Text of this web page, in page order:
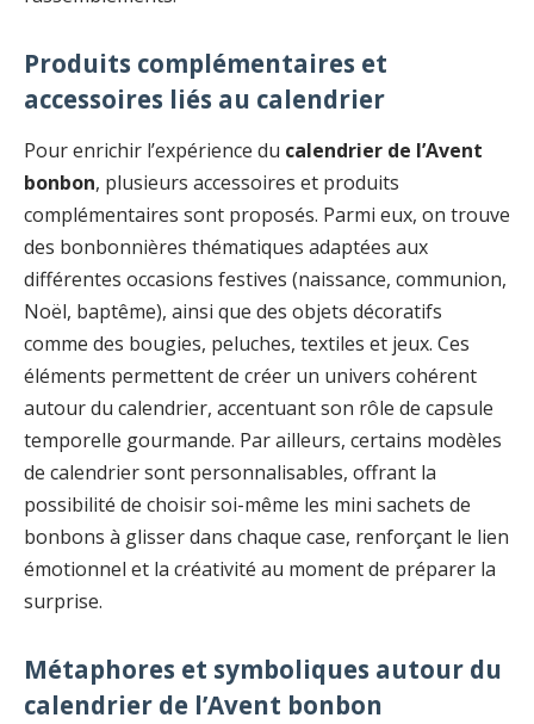
Produits complémentaires et
accessoires liés au calendrier
Pour enrichir l’expérience du calendrier de l’Avent
bonbon, plusieurs accessoires et produits
complémentaires sont proposés. Parmi eux, on trouve
des bonbonnières thématiques adaptées aux
différentes occasions festives (naissance, communion,
Noël, baptême), ainsi que des objets décoratifs
comme des bougies, peluches, textiles et jeux. Ces
éléments permettent de créer un univers cohérent
autour du calendrier, accentuant son rôle de capsule
temporelle gourmande. Par ailleurs, certains modèles
de calendrier sont personnalisables, offrant la
possibilité de choisir soi-même les mini sachets de
bonbons à glisser dans chaque case, renforçant le lien
émotionnel et la créativité au moment de préparer la
surprise.
Métaphores et symboliques autour du
calendrier de l’Avent bonbon